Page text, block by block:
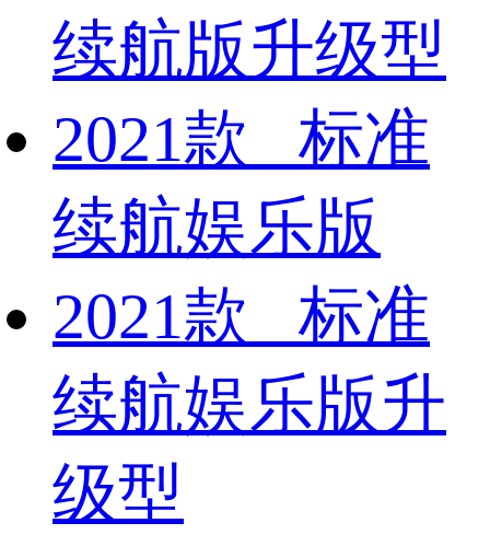
续航版升级型
2021款 标准
续航娱乐版
2021款 标准
续航娱乐版升
级型